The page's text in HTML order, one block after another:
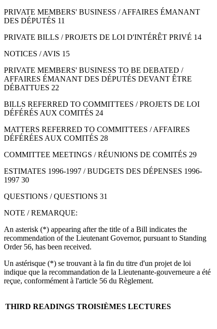
PRIVATE MEMBERS' BUSINESS / AFFAIRES ÉMANANT
DES DÉPUTÉS 11
PRIVATE BILLS / PROJETS DE LOI D'INTÉRÊT PRIVÉ 14
NOTICES / AVIS 15
PRIVATE MEMBERS' BUSINESS TO BE DEBATED /
AFFAIRES ÉMANANT DES DÉPUTÉS DEVANT ÊTRE
DÉBATTUES 22
BILLS REFERRED TO COMMITTEES / PROJETS DE LOI
DÉFÉRÉS AUX COMITÉS 24
MATTERS REFERRED TO COMMITTEES / AFFAIRES
DÉFÉRÉES AUX COMITÉS 28
COMMITTEE MEETINGS / RÉUNIONS DE COMITÉS 29
ESTIMATES 1996-1997 / BUDGETS DES DÉPENSES 1996-
1997 30
QUESTIONS / QUESTIONS 31
NOTE / REMARQUE:
An asterisk (*) appearing after the title of a Bill indicates the
recommendation of the Lieutenant Governor, pursuant to Standing
Order 56, has been received.
Un astérisque (*) se trouvant à la fin du titre d'un projet de loi
indique que la recommandation de la Lieutenante-gouverneure a été
reçue, conformément à l'article 56 du Règlement.
THIRD READINGS TROISIÈMES LECTURES